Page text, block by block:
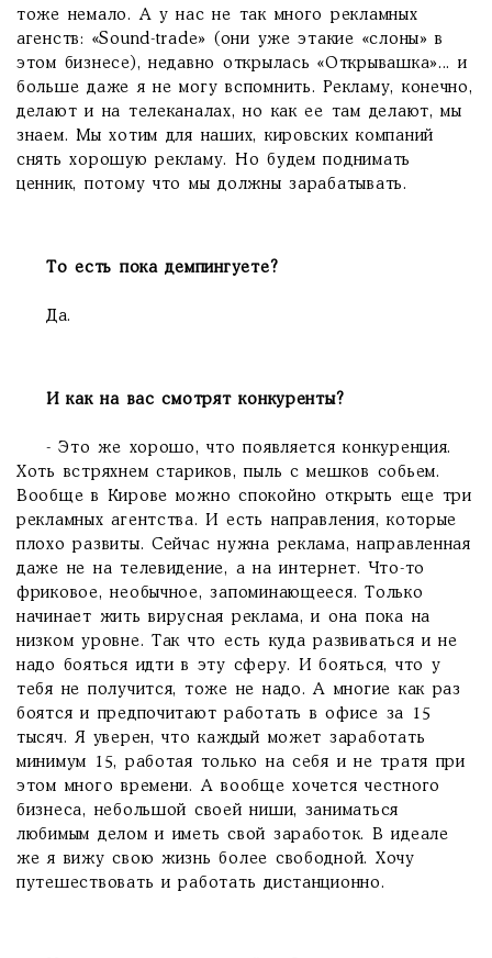
тоже немало. А у нас не так много рекламных
агенств: «Sound-trade» (они уже этакие «слоны» в
этом бизнесе), недавно открылась «Открывашка»... и
больше даже я не могу вспомнить. Рекламу, конечно,
делают и на телеканалах, но как ее там делают, мы
знаем. Мы хотим для наших, кировских компаний
снять хорошую рекламу. Но будем поднимать
ценник, потому что мы должны зарабатывать.
То есть пока демпингуете?
Да.
И как на вас смотрят конкуренты?
- Это же хорошо, что появляется конкуренция.
Хоть встряхнем стариков, пыль с мешков собьем.
Вообще в Кирове можно спокойно открыть еще три
рекламных агентства. И есть направления, которые
плохо развиты. Сейчас нужна реклама, направленная
даже не на телевидение, а на интернет. Что-то
фриковое, необычное, запоминающееся. Только
начинает жить вирусная реклама, и она пока на
низком уровне. Так что есть куда развиваться и не
надо бояться идти в эту сферу. И бояться, что у
тебя не получится, тоже не надо. А многие как раз
боятся и предпочитают работать в офисе за 15
тысяч. Я уверен, что каждый может заработать
минимум 15, работая только на себя и не тратя при
этом много времени. А вообще хочется честного
бизнеса, небольшой своей ниши, заниматься
любимым делом и иметь свой заработок. В идеале
же я вижу свою жизнь более свободной. Хочу
путешествовать и работать дистанционно.